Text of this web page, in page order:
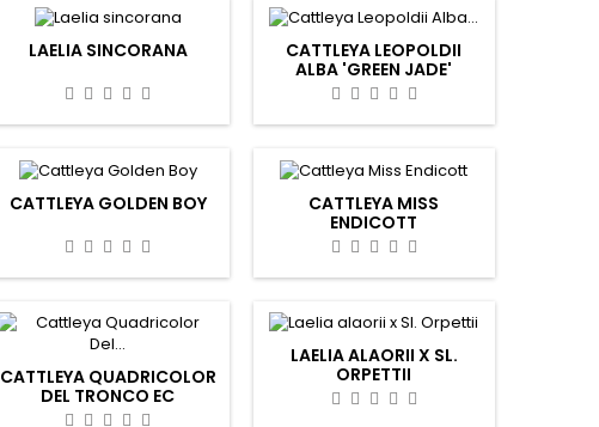
LAELIA SINCORANA
CATTLEYA LEOPOLDII
ALBA 'GREEN JADE'
CATTLEYA GOLDEN BOY
CATTLEYA MISS
ENDICOTT
CATTLEYA QUADRICOLOR
DEL TRONCO EC
LAELIA ALAORII X SL.
ORPETTII